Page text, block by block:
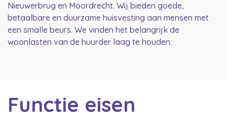
Nieuwerbrug en Moordrecht. Wij bieden goede,
betaalbare en duurzame huisvesting aan mensen met
een smalle beurs. We vinden het belangrijk de
woonlasten van de huurder laag te houden.
Functie eisen